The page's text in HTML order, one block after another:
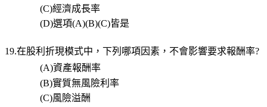
(C)經濟成長率
(D)選項(A)(B)(C)皆是
19.在股利折現模式中，下列哪項因素，不會影響要求報酬率?
(A)資產報酬率
(B)實質無風險利率
(C)風險溢酬